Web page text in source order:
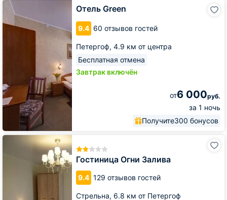
Отель Green
9.4 60 отзывов гостей
Петергоф, 4.9 км от центра
Бесплатная отмена
Завтрак включён
от6 000руб.
за 1 ночь
Получите300 бонусов
Отель
Green
Гостиница Огни Залива
9.4 129 отзывов гостей
Стрельна, 6.8 км от Петергоф
Гостиница